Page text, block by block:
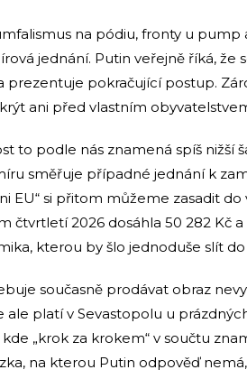
na pódiu, fronty u
jednání. Putin veřejně říká,
prezentuje pokračující postup.
ani před vlastním
to podle nás znamená spíš nižší
směřuje případné jednání k
EU“ si přitom můžeme zasadit
čtvrtletí 2026 dosáhla 50 282 Kč
kterou by šlo jednoduše slít
současně prodávat obraz
ale platí v Sevastopolu u
„krok za krokem“ v součtu
na kterou Putin odpověď